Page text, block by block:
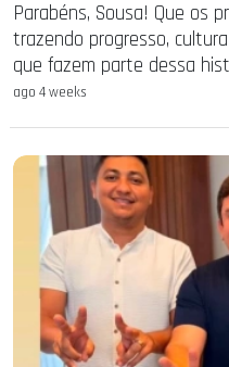
Parabéns, Sousa! Que os
trazendo progresso,
que fazem parte dessa
ago 4 weeks